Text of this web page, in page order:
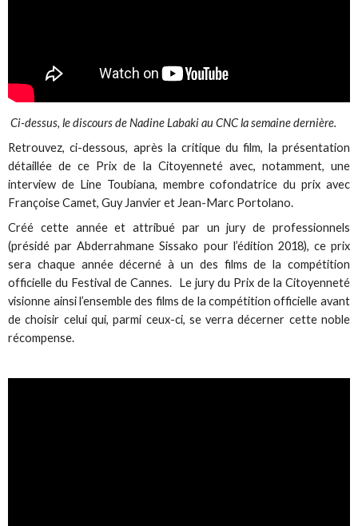
Ci-dessus, le discours de Nadine Labaki au CNC la semaine dernière.
Retrouvez, ci-dessous, après la critique du film, la présentation
détaillée de ce Prix de la Citoyenneté avec, notamment, une
interview de Line Toubiana, membre cofondatrice du prix avec
Françoise Camet, Guy Janvier et Jean-Marc Portolano.
Créé cette année et attribué par un jury de professionnels
(présidé par Abderrahmane Sissako pour l’édition 2018), ce prix
sera chaque année décerné à un des films de la compétition
officielle du Festival de Cannes. Le jury du Prix de la Citoyenneté
visionne ainsi l’ensemble des films de la compétition officielle avant
de choisir celui qui, parmi ceux-ci, se verra décerner cette noble
récompense.